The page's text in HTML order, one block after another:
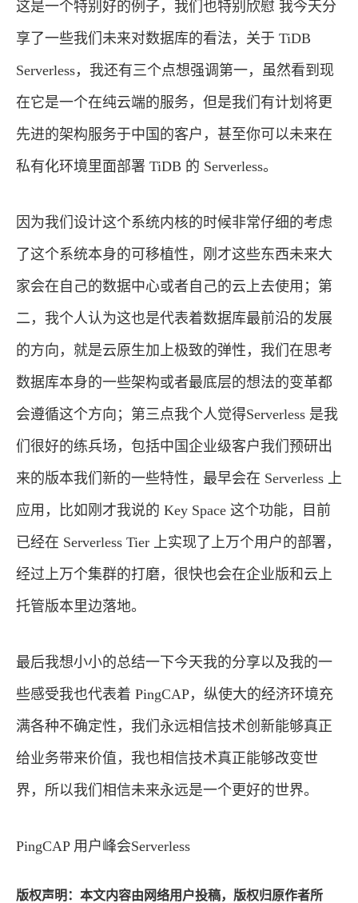
这是一个特别好的例子，我们也特别欣慰 我今天分
享了一些我们未来对数据库的看法，关于 TiDB
Serverless，我还有三个点想强调第一，虽然看到现
在它是一个在纯云端的服务，但是我们有计划将更
先进的架构服务于中国的客户，甚至你可以未来在
私有化环境里面部署 TiDB 的 Serverless。
因为我们设计这个系统内核的时候非常仔细的考虑
了这个系统本身的可移植性，刚才这些东西未来大
家会在自己的数据中心或者自己的云上去使用；第
二，我个人认为这也是代表着数据库最前沿的发展
的方向，就是云原生加上极致的弹性，我们在思考
数据库本身的一些架构或者最底层的想法的变革都
会遵循这个方向；第三点我个人觉得Serverless 是我
们很好的练兵场，包括中国企业级客户我们预研出
来的版本我们新的一些特性，最早会在 Serverless 上
应用，比如刚才我说的 Key Space 这个功能，目前
已经在 Serverless Tier 上实现了上万个用户的部署，
经过上万个集群的打磨，很快也会在企业版和云上
托管版本里边落地。
最后我想小小的总结一下今天我的分享以及我的一
些感受我也代表着 PingCAP，纵使大的经济环境充
满各种不确定性，我们永远相信技术创新能够真正
给业务带来价值，我也相信技术真正能够改变世
界，所以我们相信未来永远是一个更好的世界。
PingCAP 用户峰会Serverless
版权声明：本文内容由网络用户投稿，版权归原作者所